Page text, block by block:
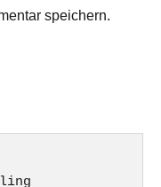
speichern.